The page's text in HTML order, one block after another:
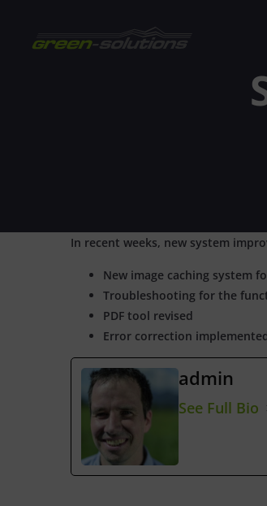
In recent weeks, new system
New image caching system
Troubleshooting for the
PDF tool revised
Error correction
admin
See Full Bio